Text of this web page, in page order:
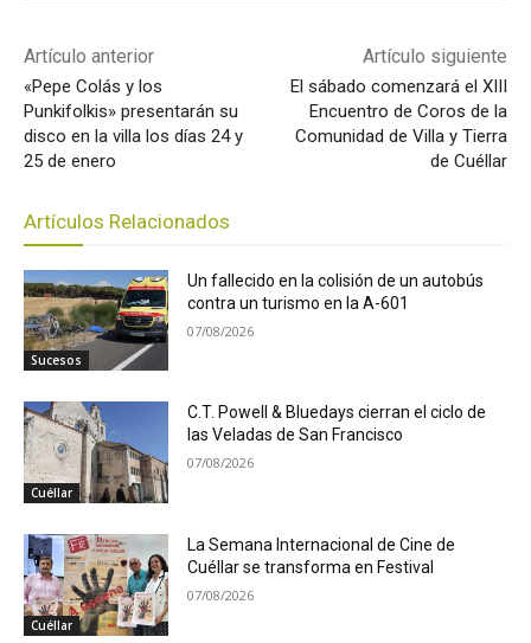
Artículo anterior
«Pepe Colás y los
Punkifolkis» presentarán su
disco en la villa los días 24 y
25 de enero
Artículo siguiente
El sábado comenzará el XIII
Encuentro de Coros de la
Comunidad de Villa y Tierra
de Cuéllar
Artículos Relacionados
Sucesos
Un fallecido en la colisión de un autobús
contra un turismo en la A-601
07/08/2026
Cuéllar
C.T. Powell & Bluedays cierran el ciclo de
las Veladas de San Francisco
07/08/2026
Cuéllar
La Semana Internacional de Cine de
Cuéllar se transforma en Festival
07/08/2026